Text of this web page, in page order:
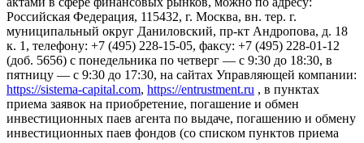
Российская Федерация, 115432, г. Москва, вн. тер. г.
муниципальный округ Даниловский, пр-кт Андропова, д. 18
к. 1, телефону: +7 (495) 228-15-05, факсу: +7 (495) 228-01-12
(доб. 5656) с понедельника по четверг — c 9:30 до 18:30, в
пятницу — с 9:30 до 17:30, на сайтах Управляющей компании:
https://sistema-capital.com, https://entrustment.ru , в пунктах
приема заявок на приобретение, погашение и обмен
инвестиционных паев агента по выдаче, погашению и обмену
инвестиционных паев фондов (со списком пунктов приема